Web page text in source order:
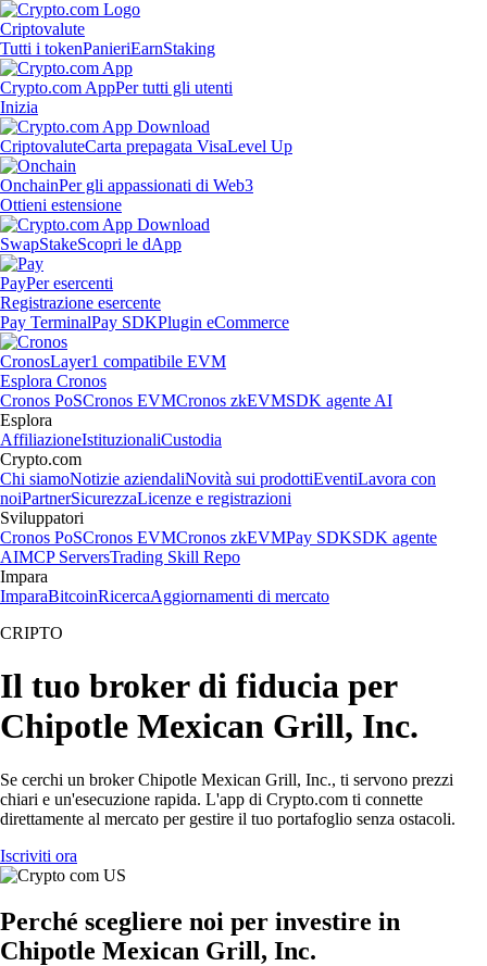
Criptovalute
Tutti i tokenPanieriEarnStaking
Crypto.com AppPer tutti gli utenti
Inizia
CriptovaluteCarta prepagata VisaLevel Up
OnchainPer gli appassionati di Web3
Ottieni estensione
SwapStakeScopri le dApp
PayPer esercenti
Registrazione esercente
Pay TerminalPay SDKPlugin eCommerce
CronosLayer1 compatibile EVM
Esplora Cronos
Cronos PoSCronos EVMCronos zkEVMSDK agente AI
Esplora
AffiliazioneIstituzionaliCustodia
Crypto.com
Chi siamoNotizie aziendaliNovità sui prodottiEventiLavora con
noiPartnerSicurezzaLicenze e registrazioni
Sviluppatori
Cronos PoSCronos EVMCronos zkEVMPay SDKSDK agente
AIMCP ServersTrading Skill Repo
Impara
ImparaBitcoinRicercaAggiornamenti di mercato
CRIPTO
Il tuo broker di fiducia per
Chipotle Mexican Grill, Inc.
Se cerchi un broker Chipotle Mexican Grill, Inc., ti servono prezzi
chiari e un'esecuzione rapida. L'app di Crypto.com ti connette
direttamente al mercato per gestire il tuo portafoglio senza ostacoli.
Iscriviti ora
Perché scegliere noi per investire in
Chipotle Mexican Grill, Inc.